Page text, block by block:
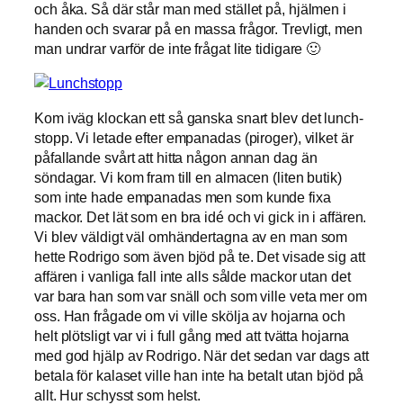
och åka. Så där står man med stället på, hjälmen i
handen och svarar på en massa frågor. Trevligt, men
man undrar varför de inte frågat lite tidigare 🙂
Kom iväg klockan ett så ganska snart blev det lunch-
stopp. Vi letade efter empanadas (piroger), vilket är
påfallande svårt att hitta någon annan dag än
söndagar. Vi kom fram till en almacen (liten butik)
som inte hade empanadas men som kunde fixa
mackor. Det lät som en bra idé och vi gick in i affären.
Vi blev väldigt väl omhändertagna av en man som
hette Rodrigo som även bjöd på te. Det visade sig att
affären i vanliga fall inte alls sålde mackor utan det
var bara han som var snäll och som ville veta mer om
oss. Han frågade om vi ville skölja av hojarna och
helt plötsligt var vi i full gång med att tvätta hojarna
med god hjälp av Rodrigo. När det sedan var dags att
betala för kalaset ville han inte ha betalt utan bjöd på
allt. Hur schysst som helst.